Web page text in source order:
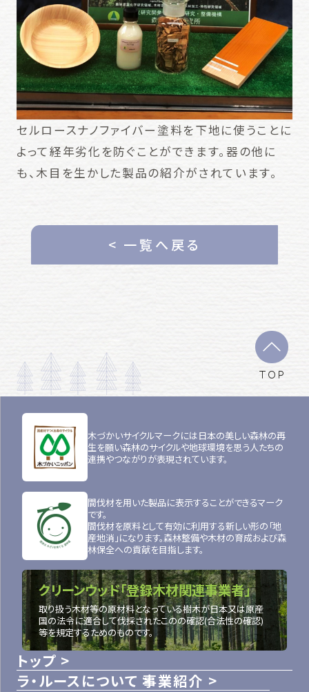
セルロースナノファイバー塗料を下地に使うことに
よって経年劣化を防ぐことができます。器の他に
も、木目を生かした製品の紹介がされています。
< 一覧へ戻る
TOP
トップ
ラ・ルースについて 事業紹介
木づかいサイクルマークには日本の美しい森林の再
生を願い森林のサイクルや地球環境を思う人たちの
連携やつながりが表現されています。
間伐材を用いた製品に表示することができるマーク
です。
間伐材を原料として有効に利用する新しい形の「地
産地消」になります。森林整備や木材の育成および森
林保全への貢献を目指します。
クリーンウッド「登録木材関連事業者」
取り扱う木材等の原材料となっている樹木が日本又は原産
国の法令に適合して伐採されたこのの確認(合法性の確認)
等を規定するためのものです。